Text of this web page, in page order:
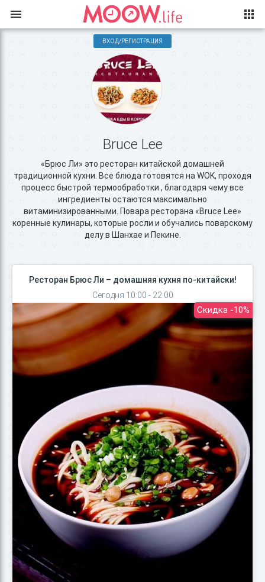
ВХОД/РЕГИСТРАЦИЯ
Bruce Lee
«Брюс Ли» это ресторан китайской домашней
традиционной кухни. Все блюда готовятся на WOK, проходя
процесс быстрой термообработки , благодаря чему все
ингредиенты остаются максимально
витаминизированными. Повара ресторана «Bruce Lee»
коренные кулинары, которые росли и обучались поварскому
делу в Шанхае и Пекине.
Скидка -10%
Ресторан Брюс Ли – домашняя кухня по-китайски!
Сегодня 10:00 - 22:00